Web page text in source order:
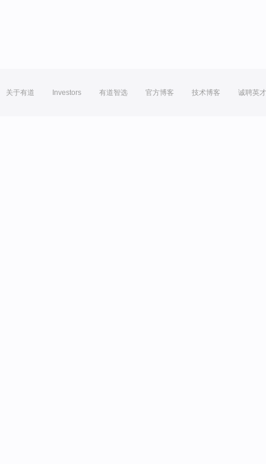
关于有道 Investors 有道智选 官方博客 技术博客 诚聘英才